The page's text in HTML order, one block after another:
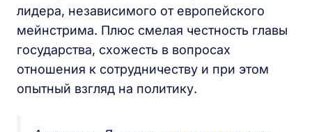
лидера, независимого от европейского
мейнстрима. Плюс смелая честность главы
государства, схожесть в вопросах
отношения к сотрудничеству и при этом
опытный взгляд на политику.